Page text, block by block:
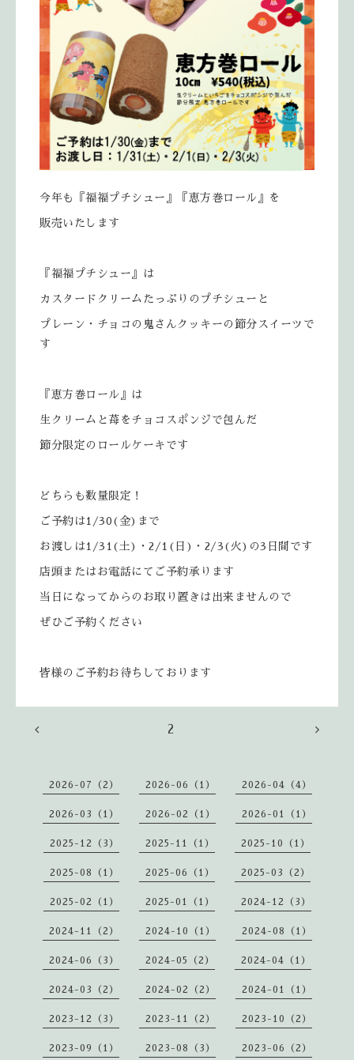
今年も『福福プチシュー』『恵方巻ロール』を
販売いたします
『福福プチシュー』は
カスタードクリームたっぷりのプチシューと
プレーン・チョコの鬼さんクッキーの節分スイーツで
す
『恵方巻ロール』は
生クリームと苺をチョコスポンジで包んだ
節分限定のロールケーキです
どちらも数量限定！
ご予約は1/30(金)まで
お渡しは1/31(土)・2/1(日)・2/3(火)の3日間です
店頭またはお電話にてご予約承ります
当日になってからのお取り置きは出来ませんので
ぜひご予約ください
皆様のご予約お待ちしております
2
2026-07（2） 2026-06（1） 2026-04（4）
2026-03（1） 2026-02（1） 2026-01（1）
2025-12（3） 2025-11（1） 2025-10（1）
2025-08（1） 2025-06（1） 2025-03（2）
2025-02（1） 2025-01（1） 2024-12（3）
2024-11（2） 2024-10（1） 2024-08（1）
2024-06（3） 2024-05（2） 2024-04（1）
2024-03（2） 2024-02（2） 2024-01（1）
2023-12（3） 2023-11（2） 2023-10（2）
2023-09（1） 2023-08（3） 2023-06（2）